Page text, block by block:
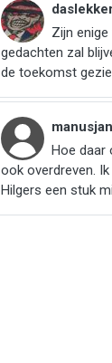
Zijn
gedachten zal
de toekomst
Hoe daar
ook overdreven.
Hilgers een stuk